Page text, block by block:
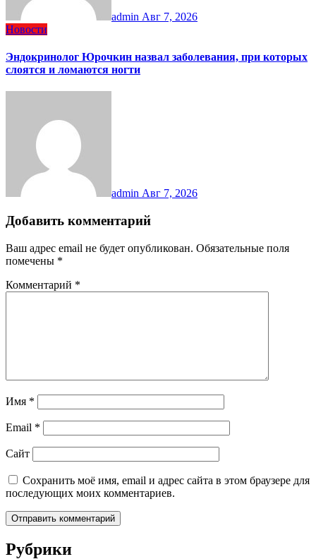
admin Авг 7, 2026
Новости
Эндокринолог Юрочкин назвал заболевания, при которых
слоятся и ломаются ногти
admin Авг 7, 2026
Добавить комментарий
Ваш адрес email не будет опубликован. Обязательные поля
помечены *
Комментарий *
Имя *
Email *
Сайт
Сохранить моё имя, email и адрес сайта в этом браузере для
последующих моих комментариев.
Рубрики